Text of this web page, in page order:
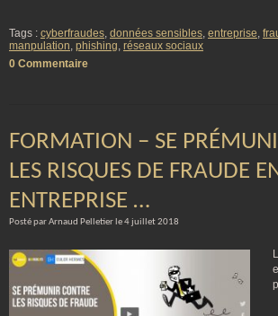
Tags : cyberfraudes, données sensibles, entreprise,
manpulation, phishing, réseaux sociaux
0 Commentaire
FORMATION – SE
LES RISQUES DE FRAUDE
ENTREPRISE …
Posté par Arnaud Pelletier le 4 juillet 2018